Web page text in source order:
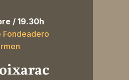
/ 19.30h
Fondeadero